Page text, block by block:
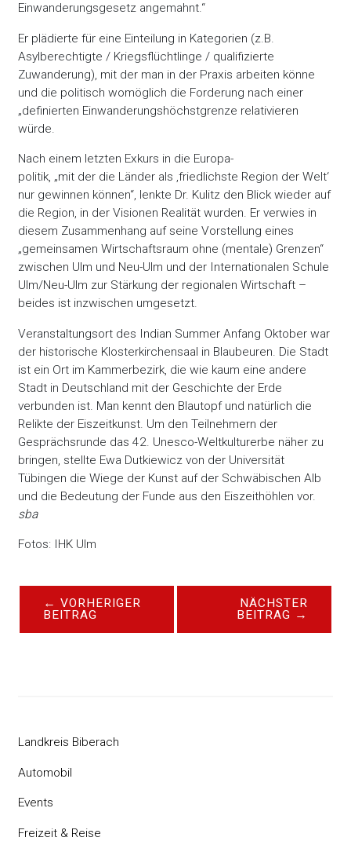
Einwanderungsgesetz angemahnt.“
Er plädierte für eine Einteilung in Kategorien (z.B.
Asylberechtigte / Kriegsflüchtlinge / qualifizierte
Zuwanderung), mit der man in der Praxis arbeiten könne
und die politisch womöglich die Forderung nach einer
„definierten Einwanderungshöchstgrenze relativieren
würde.
Nach einem letzten Exkurs in die Europa-
politik, „mit der die Länder als ‚friedlichste Region der Welt‘
nur gewinnen können“, lenkte Dr. Kulitz den Blick wieder auf
die Region, in der Visionen Realität wurden. Er verwies in
diesem Zusammenhang auf seine Vorstellung eines
„gemeinsamen Wirtschaftsraum ohne (mentale) Grenzen“
zwischen Ulm und Neu-Ulm und der Internationalen Schule
Ulm/Neu-Ulm zur Stärkung der regionalen Wirtschaft –
beides ist inzwischen umgesetzt.
Veranstaltungsort des Indian Summer Anfang Oktober war
der historische Klosterkirchensaal in Blaubeuren. Die Stadt
ist ein Ort im Kammerbezirk, die wie kaum eine andere
Stadt in Deutschland mit der Geschichte der Erde
verbunden ist. Man kennt den Blautopf und natürlich die
Relikte der Eiszeitkunst. Um den Teilnehmern der
Gesprächsrunde das 42. Unesco-Weltkulturerbe näher zu
bringen, stellte Ewa Dutkiewicz von der Universität
Tübingen die Wiege der Kunst auf der Schwäbischen Alb
und die Bedeutung der Funde aus den Eiszeithöhlen vor.
sba
Fotos: IHK Ulm
← VORHERIGER
BEITRAG
NÄCHSTER
BEITRAG →
Landkreis Biberach
Automobil
Events
Freizeit & Reise